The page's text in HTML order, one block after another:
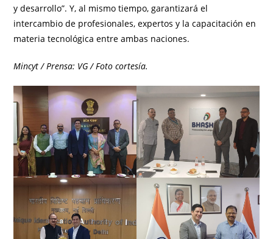
y desarrollo”. Y, al mismo tiempo, garantizará el
intercambio de profesionales, expertos y la capacitación en
materia tecnológica entre ambas naciones.
Mincyt / Prensa: VG / Foto cortesía.